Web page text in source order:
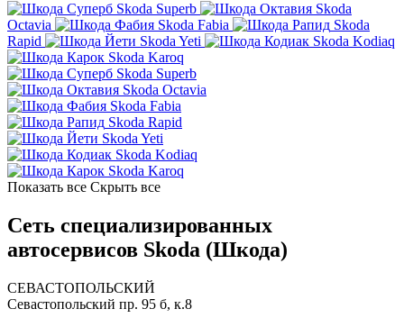
Skoda Superb
Skoda
Octavia
Skoda Fabia
Skoda
Rapid
Skoda Yeti
Skoda Kodiaq
Skoda Karoq
Skoda Superb
Skoda Octavia
Skoda Fabia
Skoda Rapid
Skoda Yeti
Skoda Kodiaq
Skoda Karoq
Показать все Скрыть все
Сеть специализированных
автосервисов Skoda (Шкода)
СЕВАСТОПОЛЬСКИЙ
Севастопольский пр. 95 б, к.8